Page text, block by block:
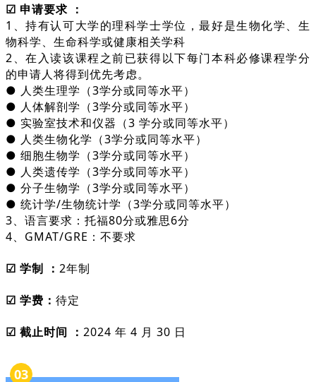
☑ 申请要求 ：
1、持有认可大学的理科学士学位，最好是生物化学、生
物科学、生命科学或健康相关学科
2、在入读该课程之前已获得以下每门本科必修课程学分
的申请人将得到优先考虑。
● 人类生理学（3学分或同等水平）
● 人体解剖学（3学分或同等水平）
● 实验室技术和仪器（3 学分或同等水平）
● 人类生物化学（3学分或同等水平）
● 细胞生物学（3学分或同等水平）
● 人类遗传学（3学分或同等水平）
● 分子生物学（3学分或同等水平）
● 统计学/生物统计学（3学分或同等水平）
3、语言要求：托福80分或雅思6分
4、GMAT/GRE：不要求
☑ 学制 ： 2年制
☑ 学费： 待定
☑ 截止时间 ： 2024 年 4 月 30 日
03